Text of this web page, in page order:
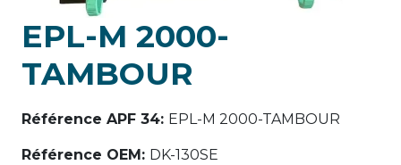
EPL-M 2000-
TAMBOUR
Référence APF 34: EPL-M 2000-TAMBOUR
Référence OEM : DK-130SE